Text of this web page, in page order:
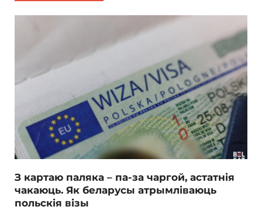
З картаю паляка – па-за чаргой, астатнія
чакаюць. Як беларусы атрымліваюць
польскія візы